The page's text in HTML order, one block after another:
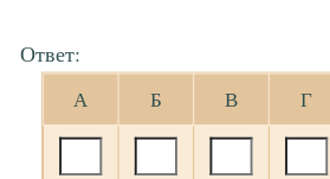
Ответ:
А Б В Г